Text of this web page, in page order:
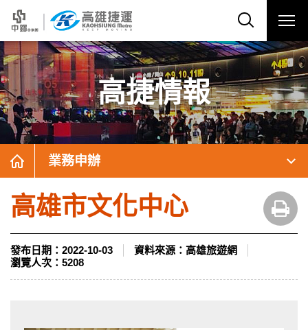
高捷情報
業務申辦
高雄市文化中心
發布日期： 2022-10-03 資料來源： 高雄旅遊網
瀏覽人次： 5208